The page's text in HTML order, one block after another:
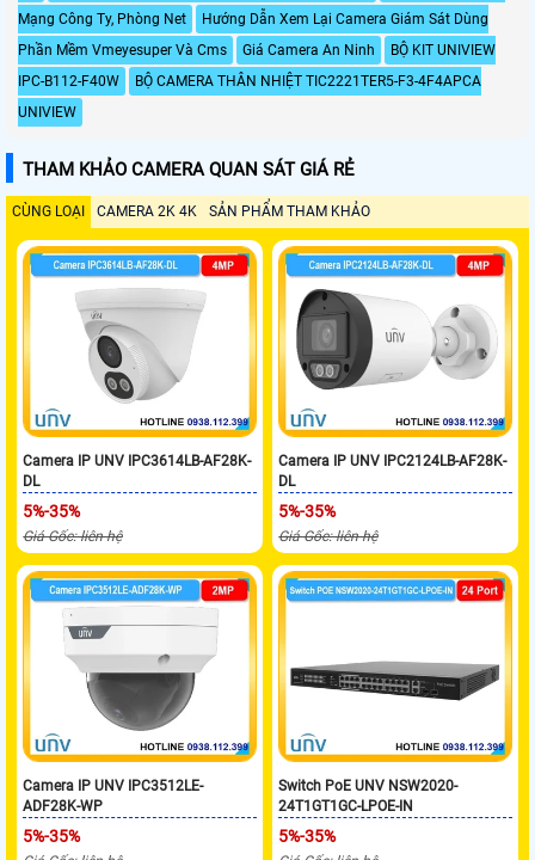
Mạng Công Ty, Phòng Net
Hướng Dẫn Xem Lại Camera Giám Sát Dùng
Phần Mềm Vmeyesuper Và Cms
Giá Camera An Ninh
BỘ KIT UNIVIEW
IPC-B112-F40W
BỘ CAMERA THÂN NHIỆT TIC2221TER5-F3-4F4APCA
UNIVIEW
THAM KHẢO CAMERA QUAN SÁT GIÁ RẺ
CÙNG LOẠI CAMERA 2K 4K SẢN PHẨM THAM KHẢO
Camera IP UNV IPC3614LB-AF28K-
DL
5%-35%
Giá Gốc: liên hệ
Camera IP UNV IPC2124LB-AF28K-
DL
5%-35%
Giá Gốc: liên hệ
Camera IP UNV IPC3512LE-
ADF28K-WP
5%-35%
Switch PoE UNV NSW2020-
24T1GT1GC-LPOE-IN
5%-35%